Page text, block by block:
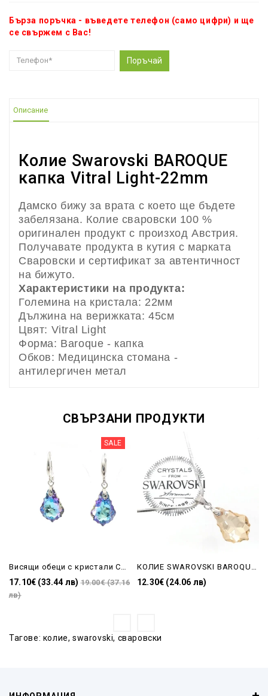
Бърза поръчка - въведете телефон (само цифри) и ще
се свържем с Вас!
Поръчай
Описание
Колие Swarovski BAROQUE
капка Vitral Light-22mm
Дамско бижу за врата с което ще бъдете
забелязана. Колие сваровски 100 %
оригинален продукт с произход Австрия.
Получавате продукта в кутия с марката
Сваровски и сертификат за автентичност
на бижуто.
Характеристики на продукта:
Големина на кристала: 22мм
Дължина на верижката: 45см
Цвят: Vitral Light
Форма: Baroque - капка
Обков: Медицинска стомана -
антилергичен метал
СВЪРЗАНИ ПРОДУКТИ
SALE
17.10€ (33.44 лв) 19.00€ (37.16
лв)
12.30€ (24.06 лв)
Тагове: колие,swarovski, сваровски